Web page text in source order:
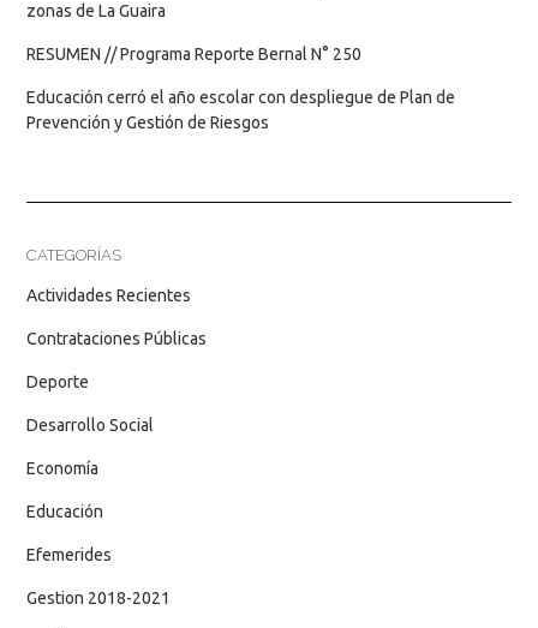
zonas de La Guaira
RESUMEN // Programa Reporte Bernal N° 250
Educación cerró el año escolar con despliegue de Plan de
Prevención y Gestión de Riesgos
CATEGORÍAS
Actividades Recientes
Contrataciones Públicas
Deporte
Desarrollo Social
Economía
Educación
Efemerides
Gestion 2018-2021